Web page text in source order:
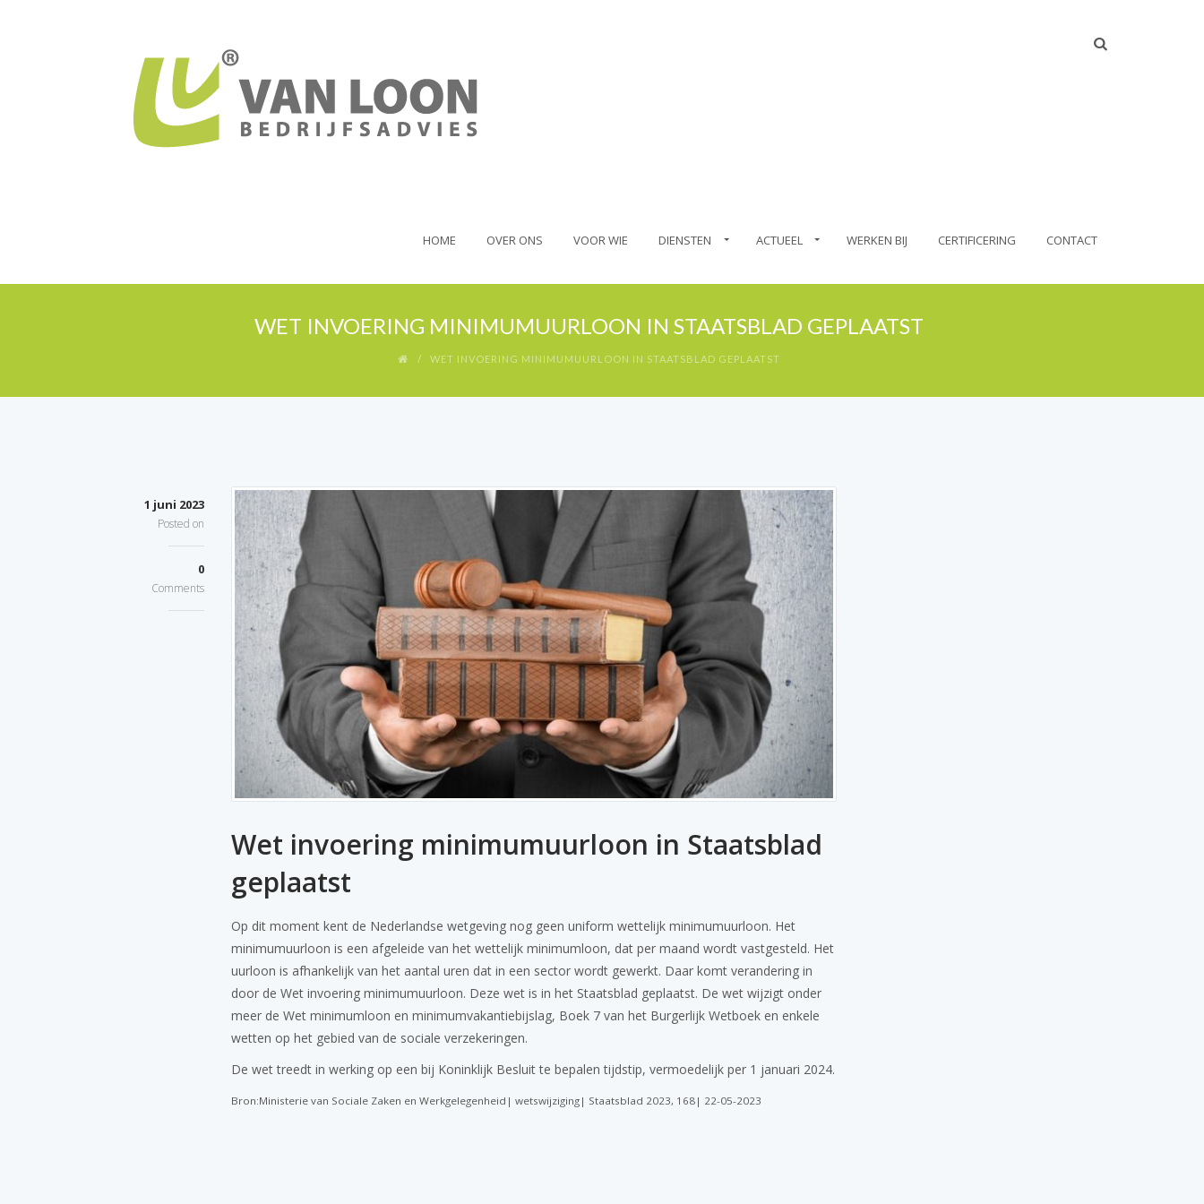
HOME OVER ONS VOOR WIE DIENSTEN ACTUEEL WERKEN BIJ CERTIFICERING CONTACT
WET INVOERING MINIMUMUURLOON IN STAATSBLAD GEPLAATST
WET INVOERING MINIMUMUURLOON IN STAATSBLAD GEPLAATST
1 juni 2023
Posted on
0
Comments
Wet invoering minimumuurloon in Staatsblad
geplaatst
Op dit moment kent de Nederlandse wetgeving nog geen uniform wettelijk minimumuurloon. Het
minimumuurloon is een afgeleide van het wettelijk minimumloon, dat per maand wordt vastgesteld. Het
uurloon is afhankelijk van het aantal uren dat in een sector wordt gewerkt. Daar komt verandering in
door de Wet invoering minimumuurloon. Deze wet is in het Staatsblad geplaatst. De wet wijzigt onder
meer de Wet minimumloon en minimumvakantiebijslag, Boek 7 van het Burgerlijk Wetboek en enkele
wetten op het gebied van de sociale verzekeringen.
De wet treedt in werking op een bij Koninklijk Besluit te bepalen tijdstip, vermoedelijk per 1 januari 2024.
Bron:Ministerie van Sociale Zaken en Werkgelegenheid| wetswijziging| Staatsblad 2023, 168| 22-05-2023